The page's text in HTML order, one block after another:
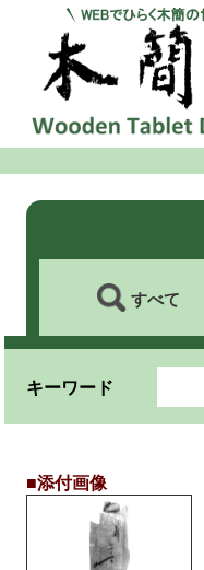
すべて
キーワード
■添付画像